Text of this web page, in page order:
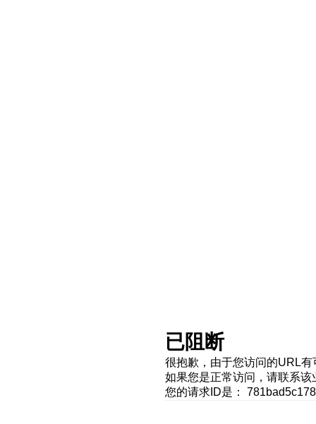
已阻断
很抱歉，由于您访问的URL
如果您是正常访问，请联系
您的请求ID是：